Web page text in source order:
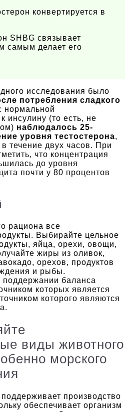
конвертируется в
SHBG связывает
самым делает его
исследования было
потребления сладкого
нормальной
инсулину (то есть, не
наблюдалось 25-
уровня тестостерона,
течение двух часов. При
что концентрация
до уровня
почти у 80 процентов
рациона все
Выбирайте цельное
яйца, орехи, овощи,
жиры из оливок,
орехов, продуктов
и рыбы.
баланса
которых является
которого являются
виды животного
морского
производство
обеспечивает организм